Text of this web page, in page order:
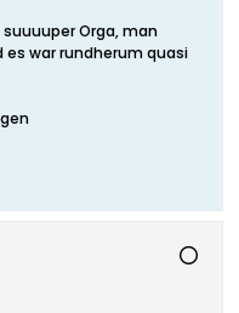
Orga, man
war rundherum quasi